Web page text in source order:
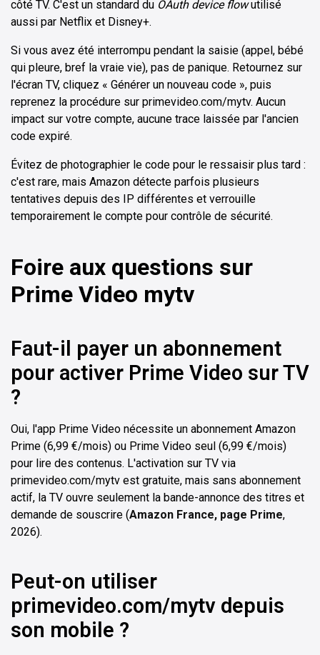
côté TV. C'est un standard du OAuth device flowutilisé
aussi par Netflix et Disney+.
Si vous avez été interrompu pendant la saisie (appel, bébé
qui pleure, bref la vraie vie), pas de panique. Retournez sur
l'écran TV, cliquez « Générer un nouveau code », puis
reprenez la procédure sur primevideo.com/mytv. Aucun
impact sur votre compte, aucune trace laissée par l'ancien
code expiré.
Évitez de photographier le code pour le ressaisir plus tard :
c'est rare, mais Amazon détecte parfois plusieurs
tentatives depuis des IP différentes et verrouille
temporairement le compte pour contrôle de sécurité.
Foire aux questions sur
Prime Video mytv
Faut-il payer un abonnement
pour activer Prime Video sur TV
?
Oui, l'app Prime Video nécessite un abonnement Amazon
Prime (6,99 €/mois) ou Prime Video seul (6,99 €/mois)
pour lire des contenus. L'activation sur TV via
primevideo.com/mytv est gratuite, mais sans abonnement
actif, la TV ouvre seulement la bande-annonce des titres et
demande de souscrire (Amazon France, page Prime,
2026).
Peut-on utiliser
primevideo.com/mytv depuis
son mobile ?